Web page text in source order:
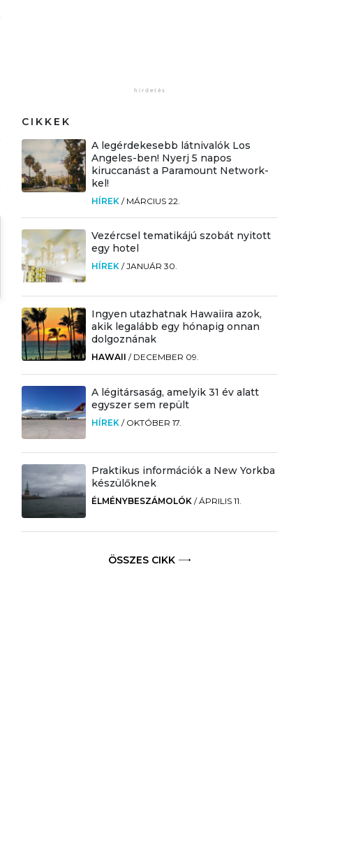
CIKKEK
A legérdekesebb látnivalók Los
Angeles-ben! Nyerj 5 napos
kiruccanást a Paramount Network-
kel!
HÍREK / MÁRCIUS 22.
Vezércsel tematikájú szobát nyitott
egy hotel
HÍREK /JANUÁR 30.
Ingyen utazhatnak Hawaiira azok,
akik legalább egy hónapig onnan
dolgoznának
HAWAII / DECEMBER 09.
A légitársaság, amelyik 31 év alatt
egyszer sem repült
HÍREK / OKTÓBER 17.
Praktikus információk a New Yorkba
készülőknek
ÉLMÉNYBESZÁMOLÓK /ÁPRILIS 11.
ÖSSZES CIKK